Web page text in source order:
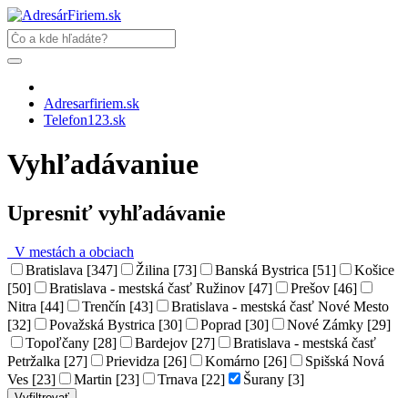
Adresarfiriem.sk
Telefon123.sk
Vyhľadávaniue
Upresniť vyhľadávanie
V mestách a obciach
Bratislava [347]
Žilina [73] Banská Bystrica [51]
Košice
[50]
Bratislava - mestská časť Ružinov [47]
Prešov [46]
Nitra [44]
Trenčín [43]
Bratislava - mestská časť Nové Mesto
[32]
Považská Bystrica [30] Poprad [30]
Nové Zámky [29]
Topoľčany [28]
Bardejov [27]
Bratislava - mestská časť
Petržalka [27]
Prievidza [26] Komárno [26]
Spišská Nová
Ves [23]
Martin [23] Trnava [22] Šurany [3]